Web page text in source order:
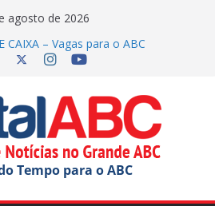
agosto de 2026
CAIXA – Vagas para o ABC
08/2026)
de SCS celebra 25 anos
de São Caetano inicia
‘Notifica FUABC’
da Gente’ inicia em São Bernardo
Tempo para o ABC